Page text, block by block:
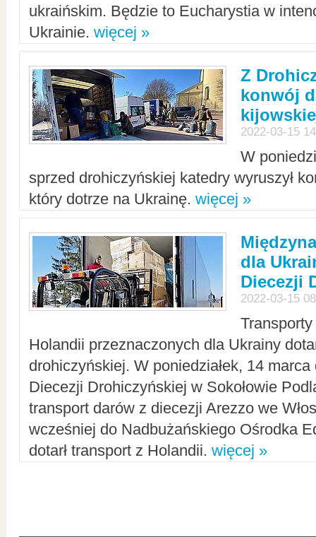
ukraińskim. Będzie to Eucharystia w
Ukrainie. więcej »
Z
konwój
2022-03-15
W
sprzed drohiczyńskiej katedry wyruszył
który dotrze na Ukrainę. więcej »
dla
Diecezji
2022-03-15
Holandii przeznaczonych dla Ukrainy
drohiczyńskiej. W poniedziałek, 14
Diecezji Drohiczyńskiej w Sokołowie
transport darów z diecezji Arezzo we
wcześniej do Nadbużańskiego Ośrodka
dotarł transport z Holandii. więcej »